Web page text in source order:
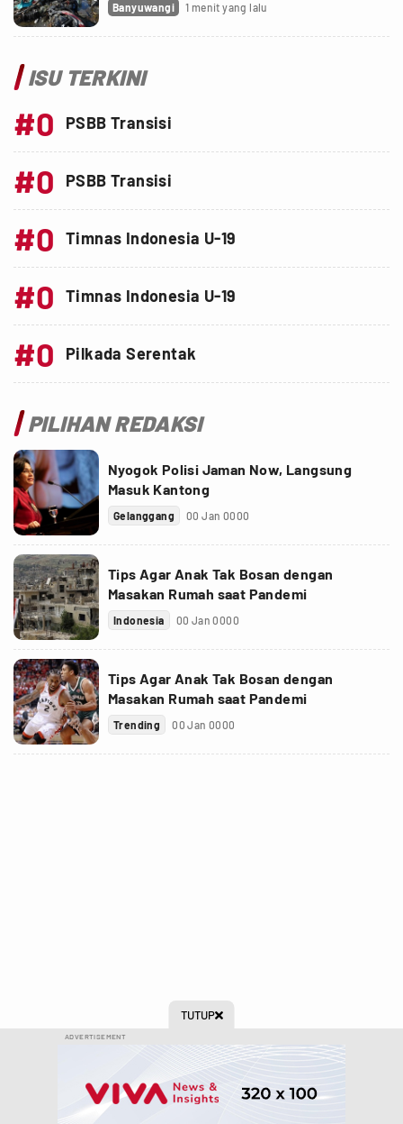
Banyuwangi 1 menit yang lalu
ISU TERKINI
#0 PSBB Transisi
#0 PSBB Transisi
#0 Timnas Indonesia U-19
#0 Timnas Indonesia U-19
#0 Pilkada Serentak
PILIHAN REDAKSI
Nyogok Polisi Jaman Now, Langsung
Masuk Kantong
Gelanggang 00 Jan 0000
Tips Agar Anak Tak Bosan dengan
Masakan Rumah saat Pandemi
Indonesia 00 Jan 0000
Tips Agar Anak Tak Bosan dengan
Masakan Rumah saat Pandemi
Trending 00 Jan 0000
TUTUP
ADVERTISEMENT